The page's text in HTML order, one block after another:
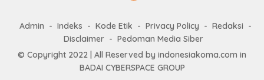
Admin Indeks Kode Etik Privacy Policy
Redaksi
Disclaimer
Pedoman Media Siber
© Copyright 2022 | All Reserved by indonesiakoma.com in
BADAI CYBERSPACE GROUP